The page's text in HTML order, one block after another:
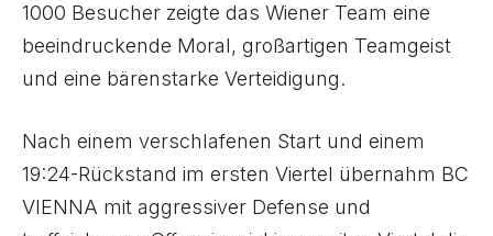
1000 Besucher zeigte das Wiener Team eine
beeindruckende Moral, großartigen Teamgeist
und eine bärenstarke Verteidigung.
Nach einem verschlafenen Start und einem
19:24-Rückstand im ersten Viertel übernahm BC
VIENNA mit aggressiver Defense und